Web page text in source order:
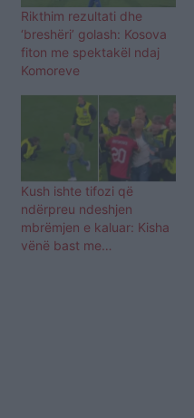
Rikthim rezultati dhe
‘breshëri’ golash: Kosova
fiton me spektakël ndaj
Komoreve
Kush ishte tifozi që
ndërpreu ndeshjen
mbrëmjen e kaluar: Kisha
vënë bast me…